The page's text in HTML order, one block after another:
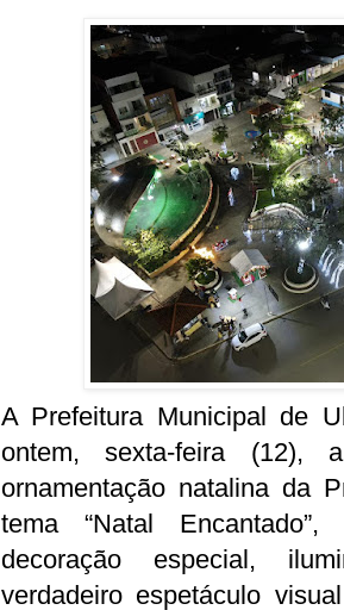
A Prefeitura Municipal de
ontem, sexta-feira (12),
ornamentação natalina da
tema “Natal
decoração especial,
verdadeiro espetáculo